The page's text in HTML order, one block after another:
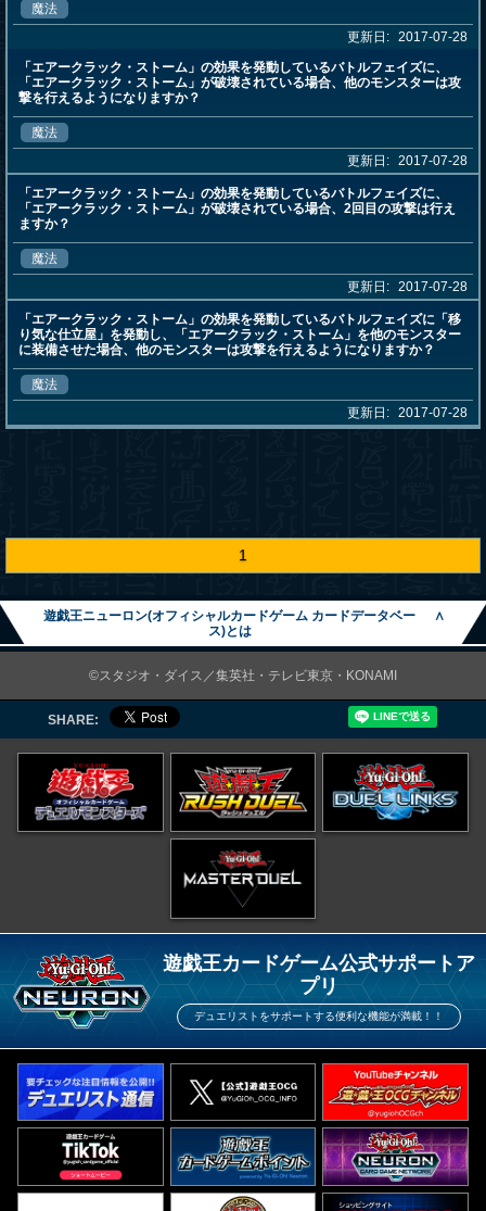
魔法
更新日: 2017-07-28
「エアークラック・ストーム」の効果を発動しているバトルフェイズに、
「エアークラック・ストーム」が破壊されている場合、他のモンスターは攻
撃を行えるようになりますか？
魔法
更新日: 2017-07-28
「エアークラック・ストーム」の効果を発動しているバトルフェイズに、
「エアークラック・ストーム」が破壊されている場合、2回目の攻撃は行え
ますか？
魔法
更新日: 2017-07-28
「エアークラック・ストーム」の効果を発動しているバトルフェイズに「移
り気な仕立屋」を発動し、「エアークラック・ストーム」を他のモンスター
に装備させた場合、他のモンスターは攻撃を行えるようになりますか？
魔法
更新日: 2017-07-28
1
遊戯王ニューロン(オフィシャルカードゲーム カードデータベー
ス)とは
∧
©スタジオ・ダイス／集英社・テレビ東京・KONAMI
SHARE:
遊戯王カードゲーム公式サポートア
プリ
デュエリストをサポートする便利な機能が満載！！